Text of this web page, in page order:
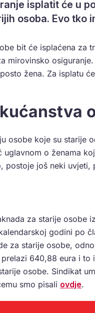
isplatit će u
osoba. Evo tko
bit će isplaćena za
mirovinsko
žena. Za isplatu
osobe koje su starije
o ženama
postoje još neki uvjeti,
za starije osobe
godini po
za starije osobe,
640,88 eura i
osobe. Sindikat
smo pisali ovdje.